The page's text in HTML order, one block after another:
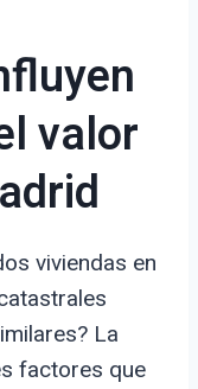
valor
viviendas en
La
factores que